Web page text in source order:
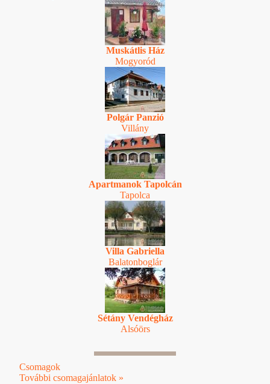
Muskátlis Ház
Mogyoród
Polgár Panzió
Villány
Apartmanok Tapolcán
Tapolca
Villa Gabriella
Balatonboglár
Sétány Vendégház
Alsóörs
Csomagok
További csomagajánlatok »